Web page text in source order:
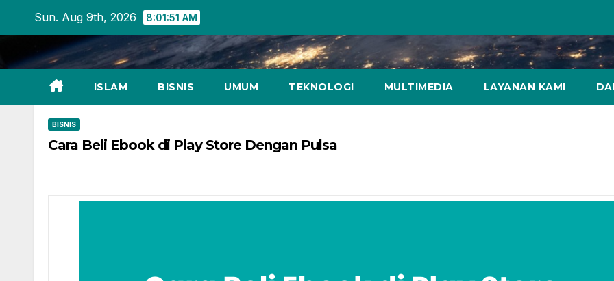
content
Sun. Aug 9th, 2026 8:01:52 AM
ISLAM BISNIS UMUM TEKNOLOGI MULTIMEDIA LAYANAN KAMI
BISNIS
Cara Beli Ebook di Play Store Dengan Pulsa